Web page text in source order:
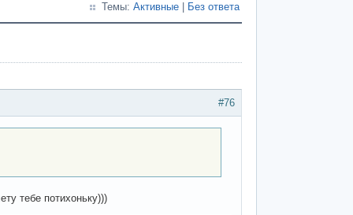
Темы: Активные Без ответа
#76
тебе потихоньку)))